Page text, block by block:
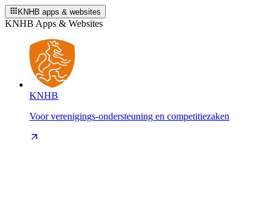
KNHB apps & websites
KNHB Apps & Websites
KNHB
Voor verenigings-ondersteuning en competitiezaken